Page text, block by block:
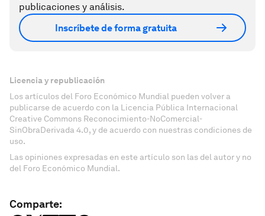
publicaciones y análisis.
Inscríbete de forma gratuita
Licencia y republicación
Los artículos del Foro Económico Mundial pueden volver a
publicarse de acuerdo con la Licencia Pública Internacional
Creative Commons Reconocimiento-NoComercial-
SinObraDerivada 4.0, y de acuerdo con nuestras condiciones de
uso.
Las opiniones expresadas en este artículo son las del autor y no
del Foro Económico Mundial.
Comparte: